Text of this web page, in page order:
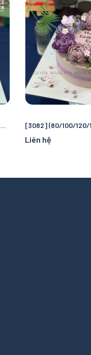
[3085] (100) Bánh kem Trang trí hoa nổi (bằng bay) - nữ tính và sống động
Liên hệ